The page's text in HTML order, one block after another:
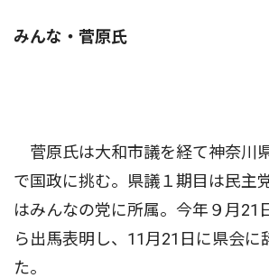
みんな・菅原氏
菅原氏は大和市議を経て神奈川
で国政に挑む。県議１期目は民主
はみんなの党に所属。今年９月21
ら出馬表明し、11月21日に県会に
た。